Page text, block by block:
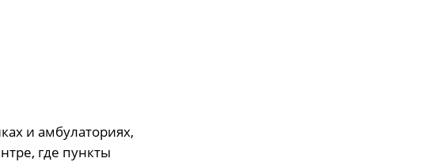
и амбулаториях,
где пункты